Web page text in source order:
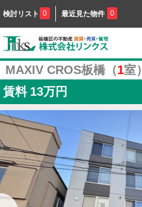
検討リスト 0 最近見た物件 0
MAXIV CROS板橋（1室）
賃料 13万円